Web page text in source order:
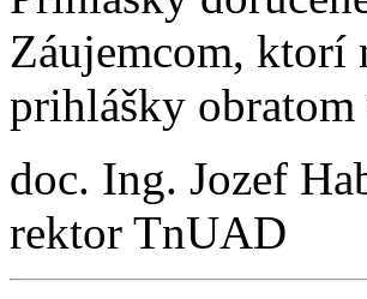
Záujemcom, ktorí
prihlášky obratom
doc. Ing. Jozef
rektor TnUAD